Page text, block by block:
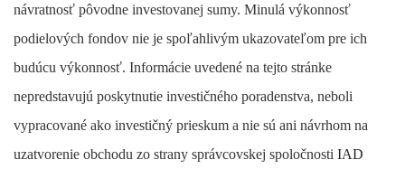
návratnosť pôvodne investovanej sumy. Minulá výkonnosť
podielových fondov nie je spoľahlivým ukazovateľom pre ich
budúcu výkonnosť. Informácie uvedené na tejto stránke
nepredstavujú poskytnutie investičného poradenstva, neboli
vypracované ako investičný prieskum a nie sú ani návrhom na
uzatvorenie obchodu zo strany správcovskej spoločnosti IAD